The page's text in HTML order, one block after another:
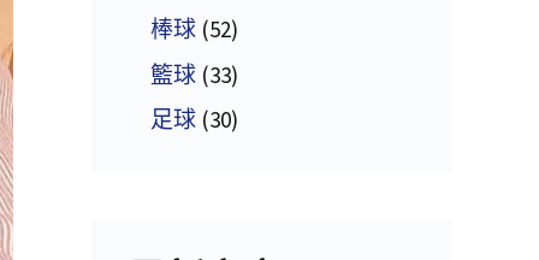
棒球 (52)
籃球 (33)
足球 (30)